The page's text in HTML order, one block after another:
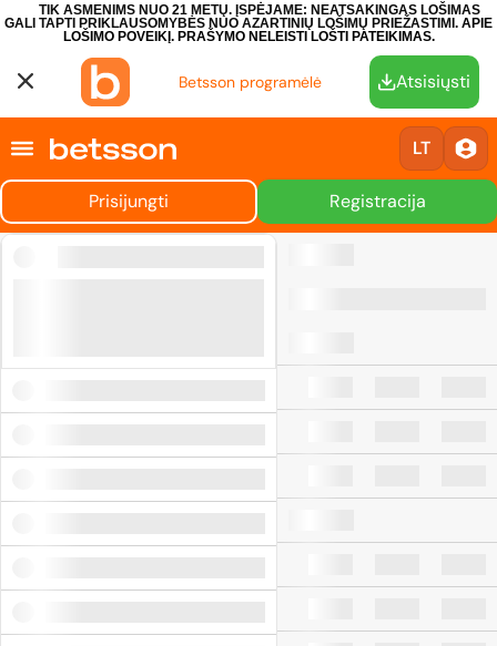
TIK ASMENIMS NUO 21 METŲ. ĮSPĖJAME: NEATSAKINGAS LOŠIMAS
GALI TAPTI PRIKLAUSOMYBĖS NUO AZARTINIŲ LOŠIMŲ PRIEŽASTIMI. APIE
LOŠIMO POVEIKĮ. PRAŠYMO NELEISTI LOŠTI PATEIKIMAS.
Betsson programėlė Atsisiųsti
LT
Prisijungti Registracija